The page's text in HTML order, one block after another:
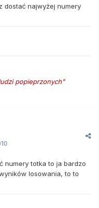
dostać najwyżej numery
popieprzonych"
numery totka to ja bardzo
losowania, to to